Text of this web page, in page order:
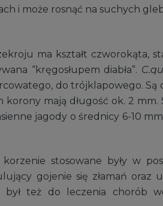
i może rosnąć na suchych
ma kształt czworokąta,
“kręgosłupem diabła”.
do trójklapowego. Są
mają długość ok. 2 mm.
jagody o średnicy 6-10
stosowane były w
gojenie się złamań oraz
był też do leczenia chorób